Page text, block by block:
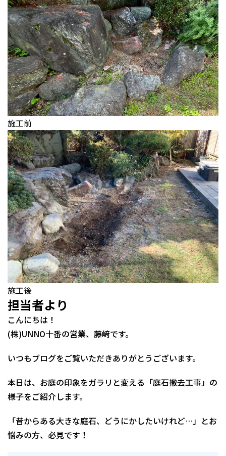
施工前
施工後
担当者より
こんにちは！
(株)UNNO十番の営業、藤﨑です。
いつもブログをご覧いただきありがとうございます。
本日は、お庭の印象をガラリと変える「庭石撤去工事」の
様子をご紹介します。
「昔からある大きな庭石、どうにかしたいけれど…」とお
悩みの方、必見です！